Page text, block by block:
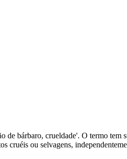
bárbaro, crueldade'. O termo tem
ou selvagens,